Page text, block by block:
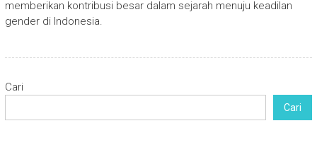
memberikan kontribusi besar dalam sejarah menuju keadilan
gender di Indonesia.
Cari
Cari